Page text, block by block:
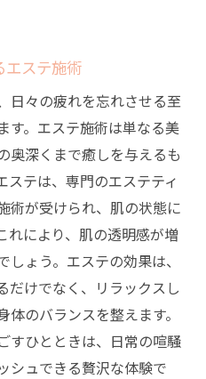
エステ施術
日々の疲れを忘れさせる至
す。エステ施術は単なる美
奥深くまで癒しを与えるも
ステは、専門のエステティ
術が受けられ、肌の状態に
れにより、肌の透明感が増
ょう。エステの効果は、
だけでなく、リラックスし
のバランスを整えます。
すひとときは、日常の喧騒
シュできる贅沢な体験で